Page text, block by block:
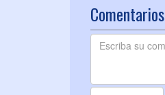
Comentarios